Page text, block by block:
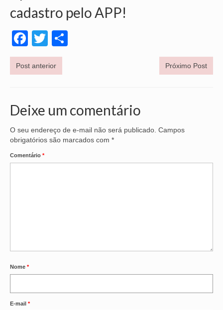
SOLIDARIEDADE
TÉCNICOS JUDICIÁRIOS
cadastro pelo APP!
Facebook
Twitter
Post anterior Próximo Post
Deixe um comentário
O seu endereço de e-mail não será publicado. Campos
obrigatórios são marcados com *
Comentário *
Nome *
E-mail *